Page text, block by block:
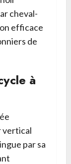
cheval-
efficace
de
à
vertical
par sa